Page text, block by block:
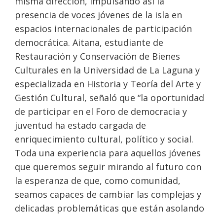
presencia de voces jóvenes de la isla en
espacios internacionales de participación
democrática. Aitana, estudiante de
Restauración y Conservación de Bienes
Culturales en la Universidad de La Laguna y
especializada en Historia y Teoría del Arte y
Gestión Cultural, señaló que “la oportunidad
de participar en el Foro de democracia y
juventud ha estado cargada de
enriquecimiento cultural, político y social.
Toda una experiencia para aquellos jóvenes
que queremos seguir mirando al futuro con
la esperanza de que, como comunidad,
seamos capaces de cambiar las complejas y
delicadas problemáticas que están asolando